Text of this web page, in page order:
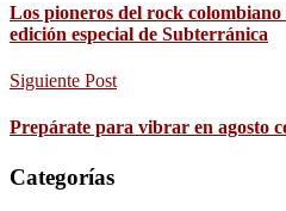
Los pioneros del rock colombiano
edición especial de Subterránica
Siguiente Post
Prepárate para vibrar en agosto
Categorías